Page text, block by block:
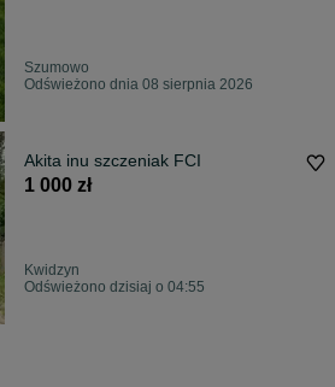
Szumowo
Odświeżono dnia 08 sierpnia 2026
Akita inu szczeniak FCI
1 000 zł
Kwidzyn
Odświeżono dzisiaj o 04:55